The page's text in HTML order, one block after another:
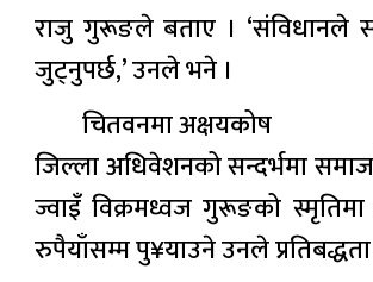
राजु गुरूङले बताए । ‘संविधानले
जुट्नुपर्छ,’ उनले भने ।
चितवनमा अक्षयकोष
जिल्ला अधिवेशनको सन्दर्भमा
ज्वाइँ विक्रमध्वज गुरूङको
रुपैयाँसम्म पु¥याउने उनले